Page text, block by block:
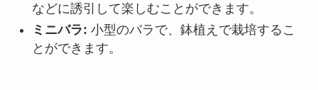
などに誘引して楽しむことができます。
ミニバラ: 小型のバラで、鉢植えで栽培するこ
とができます。